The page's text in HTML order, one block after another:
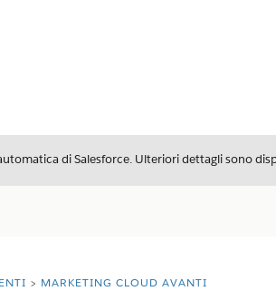
di Salesforce. Ulteriori dettagli sono
MARKETING CLOUD AVANTI